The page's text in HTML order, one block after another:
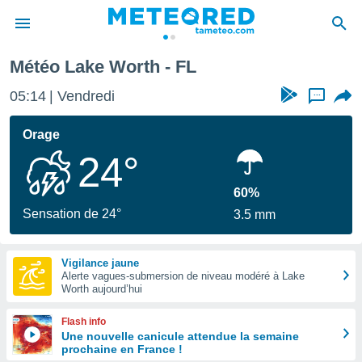
de
par
Météo Lake Worth - FL
05:14 Vendredi ...
Orage
24°
Sensation de 24°
60%
3.5 mm
Vigilance jaune
Alerte vagues-submersion de niveau modéré à Lake
Worth aujourd’hui
Flash info
Une nouvelle canicule attendue la semaine
prochaine en France !